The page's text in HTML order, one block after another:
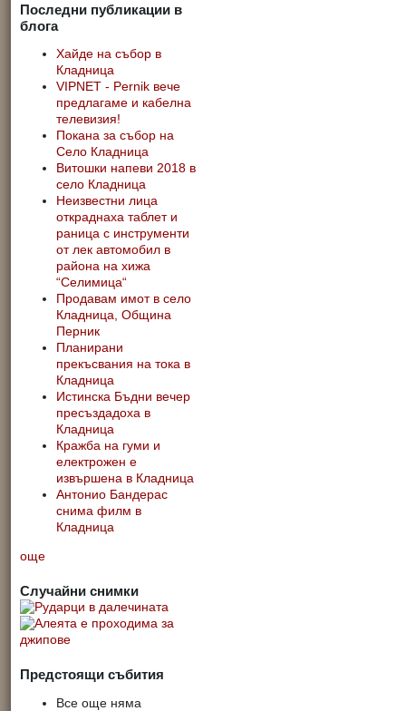
Последни публикации в
блога
Хайде на събор в
Кладница
VIPNET - Pernik вече
предлагаме и кабелна
телевизия!
Покана за събор на
Село Кладница
Витошки напеви 2018 в
село Кладница
Неизвестни лица
откраднаха таблет и
раница с инструменти
от лек автомобил в
района на хижа
“Селимица“
Продавам имот в село
Кладница, Община
Перник
Планирани
прекъсвания на тока в
Кладница
Истинска Бъдни вечер
пресъздадоха в
Кладница
Кражба на гуми и
електрожен е
извършена в Кладница
Антонио Бандерас
снима филм в
Кладница
още
Случайни снимки
Предстоящи събития
Все още няма